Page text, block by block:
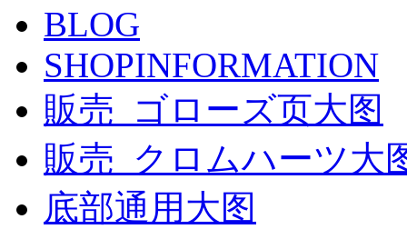
BLOG
SHOPINFORMATION
販売_ゴローズ页大图
販売_クロムハーツ大
底部通用大图